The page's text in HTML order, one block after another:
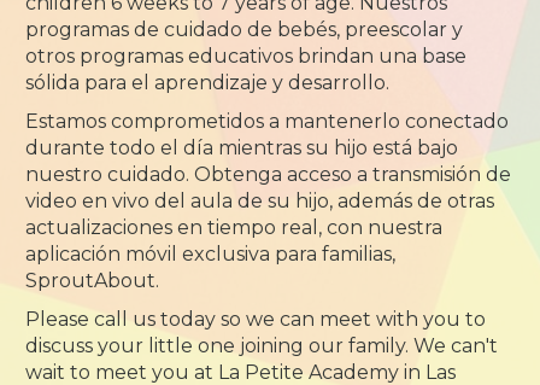
programas de cuidado de bebés, preescolar y
otros programas educativos brindan una base
sólida para el aprendizaje y desarrollo.
Estamos comprometidos a mantenerlo conectado
durante todo el día mientras su hijo está bajo
nuestro cuidado. Obtenga acceso a transmisión de
video en vivo del aula de su hijo, además de otras
actualizaciones en tiempo real, con nuestra
aplicación móvil exclusiva para familias,
SproutAbout.
Please call us today so we can meet with you to
discuss your little one joining our family. We can't
wait to meet you at La Petite Academy in Las